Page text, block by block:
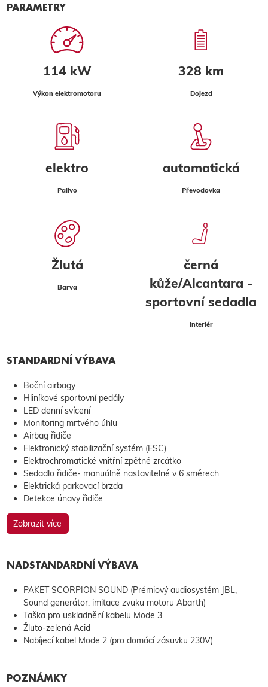
PARAMETRY
114 kW
Výkon elektromotoru
328 km
Dojezd
elektro
Palivo
automatická
Převodovka
Žlutá
Barva
černá
kůže/Alcantara -
sportovní sedadla
Interiér
STANDARDNÍ VÝBAVA
Boční airbagy
Hliníkové sportovní pedály
LED denní svícení
Monitoring mrtvého úhlu
Airbag řidiče
Elektronický stabilizační systém (ESC)
Elektrochromatické vnitřní zpětné zrcátko
Sedadlo řidiče- manuálně nastavitelné v 6 směrech
Elektrická parkovací brzda
Detekce únavy řidiče
Zobrazit více
NADSTANDARDNÍ VÝBAVA
PAKET SCORPION SOUND (Prémiový audiosystém JBL,
Sound generátor: imitace zvuku motoru Abarth)
Taška pro uskladnění kabelu Mode 3
Žluto-zelená Acid
Nabíjecí kabel Mode 2 (pro domácí zásuvku 230V)
POZNÁMKY